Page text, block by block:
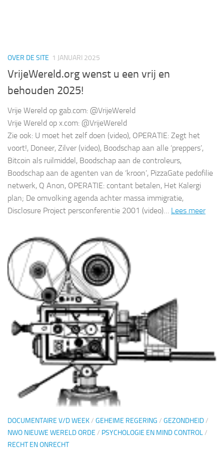
OVER DE SITE 1 JANUARI 2025
VrijeWereld.org wenst u een vrij en
behouden 2025!
Vrije Wereld op gab.com: @VrijeWereld
Vrije Wereld op x.com: @VrijeWereld
Zie ook: U moet het zelf doen (video), OPERATIE: Zegt het
voort!, Doneer, Zilver (video), Boodschap aan alle ‘preppers’,
Bitcoin als ruilmiddel, Boodschap aan de controleurs,
Boodschap aan de agenten van de ‘kroon’, PizzaGate pedofilie
netwerk, Q Anon, OPERATIE: contant betalen, Het Kalergi
plan; De omvolking agenda achter massa immigratie,
Disclosure Project persconferentie 2001 (video)… Lees meer
DOCUMENTAIRE V/D WEEK/ GEHEIME REGERING / GEZONDHEID/
NWO NIEUWE WERELD ORDE / PSYCHOLOGIE EN MIND CONTROL/
RECHT EN ONRECHT